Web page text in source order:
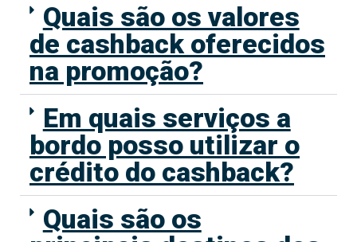
Quais são os valores
de cashback oferecidos
na promoção?
Em quais serviços a
bordo posso utilizar o
crédito do cashback?
Quais são os